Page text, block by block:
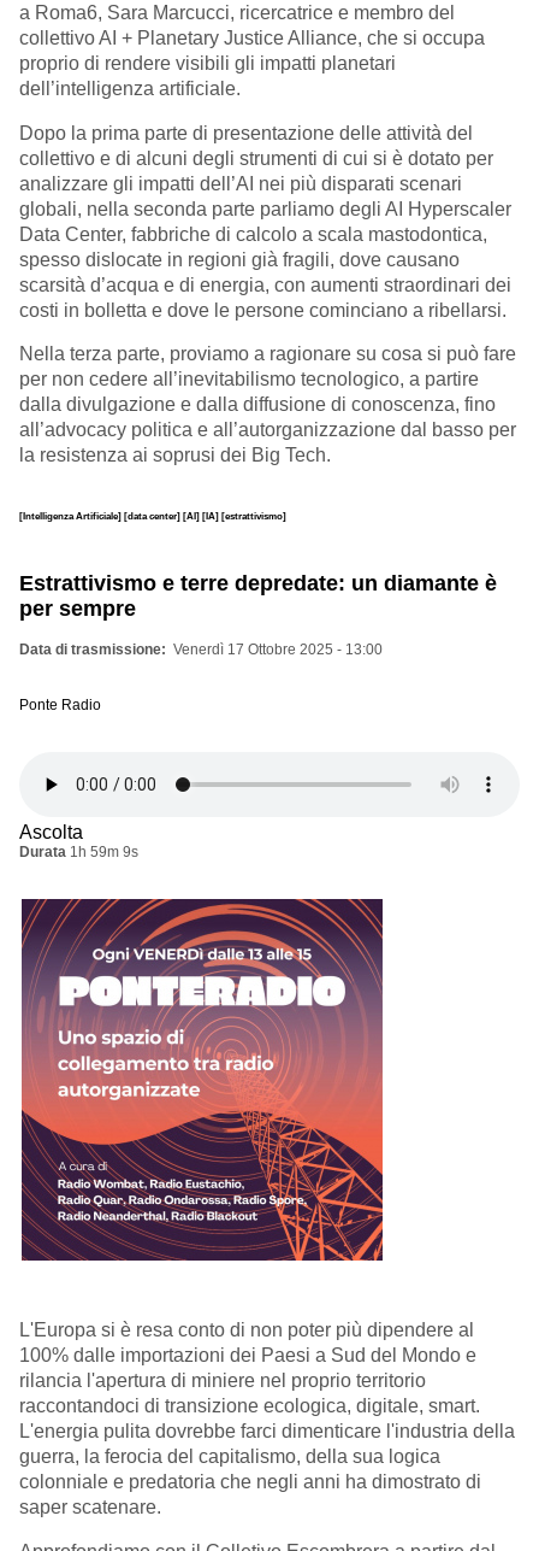
a Roma6, Sara Marcucci, ricercatrice e membro del
collettivo AI + Planetary Justice Alliance, che si occupa
proprio di rendere visibili gli impatti planetari
dell’intelligenza artificiale.
Dopo la prima parte di presentazione delle attività del
collettivo e di alcuni degli strumenti di cui si è dotato per
analizzare gli impatti dell’AI nei più disparati scenari
globali, nella seconda parte parliamo degli AI Hyperscaler
Data Center, fabbriche di calcolo a scala mastodontica,
spesso dislocate in regioni già fragili, dove causano
scarsità d’acqua e di energia, con aumenti straordinari dei
costi in bolletta e dove le persone cominciano a ribellarsi.
Nella terza parte, proviamo a ragionare su cosa si può fare
per non cedere all’inevitabilismo tecnologico, a partire
dalla divulgazione e dalla diffusione di conoscenza, fino
all’advocacy politica e all’autorganizzazione dal basso per
la resistenza ai soprusi dei Big Tech.
[Intelligenza Artificiale] [data center] [AI] [IA] [estrattivismo]
Estrattivismo e terre depredate: un diamante è
per sempre
Data di trasmissione Venerdì 17 Ottobre 2025 - 13:00
Ponte Radio
Ascolta
Durata 1h 59m 9s
L'Europa si è resa conto di non poter più dipendere al
100% dalle importazioni dei Paesi a Sud del Mondo e
rilancia l'apertura di miniere nel proprio territorio
raccontandoci di transizione ecologica, digitale, smart.
L'energia pulita dovrebbe farci dimenticare l'industria della
guerra, la ferocia del capitalismo, della sua logica
colonniale e predatoria che negli anni ha dimostrato di
saper scatenare.